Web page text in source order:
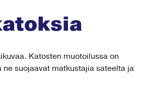
Katosten muotoilussa on
suojaavat matkustajia sateelta ja